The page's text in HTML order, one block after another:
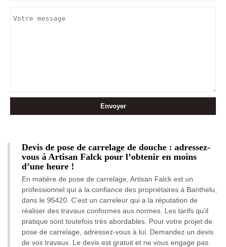
Devis de pose de carrelage de douche : adressez-
vous à Artisan Falck pour l’obtenir en moins
d’une heure !
En matière de pose de carrelage, Artisan Falck est un
professionnel qui a la confiance des propriétaires à Banthelu,
dans le 95420. C’est un carreleur qui a la réputation de
réaliser des travaux conformes aux normes. Les tarifs qu’il
pratique sont toutefois très abordables. Pour votre projet de
pose de carrelage, adressez-vous à lui. Demandez un devis
de vos travaux. Le devis est gratuit et ne vous engage pas.